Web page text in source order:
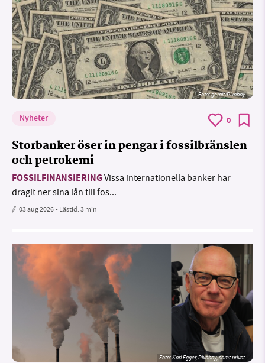
Foto:geralt/Pixabay
Nyheter 0
Storbanker öser in pengar i fossilbränslen
och petrokemi
FOSSILFINANSIERINGVissa internationella banker har
dragit ner sina lån till fos...
03 aug 2026• Lästid:3 min
Foto:Karl Egger, Pixabay, samt privat